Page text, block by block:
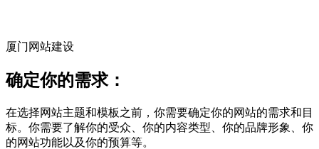
厦门网站建设
确定你的需求：
在选择网站主题和模板之前，你需要确定你的网站的需求和目
标。你需要了解你的受众、你的内容类型、你的品牌形象、你
的网站功能以及你的预算等。